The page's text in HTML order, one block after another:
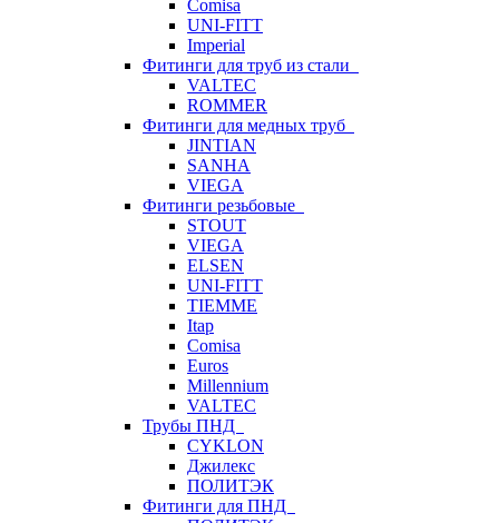
Comisa
UNI-FITT
Imperial
Фитинги для труб из стали
VALTEC
ROMMER
Фитинги для медных труб
JINTIAN
SANHA
VIEGA
Фитинги резьбовые
STOUT
VIEGA
ELSEN
UNI-FITT
TIEMME
Itap
Comisa
Euros
Millennium
VALTEC
Трубы ПНД
CYKLON
Джилекс
ПОЛИТЭК
Фитинги для ПНД